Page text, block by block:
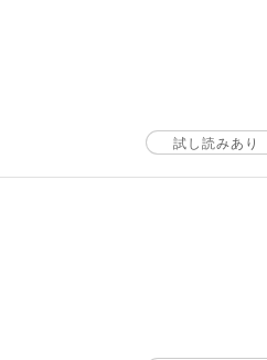
試し読みあり